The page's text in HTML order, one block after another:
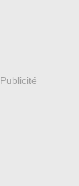
Publicité